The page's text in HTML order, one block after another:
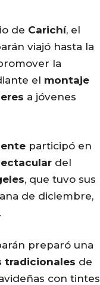
de Carichí, el
viajó hasta la
la
el montaje
a jóvenes
participó en
del
, que tuvo sus
de diciembre,
preparó una
tradicionales de
con tintes